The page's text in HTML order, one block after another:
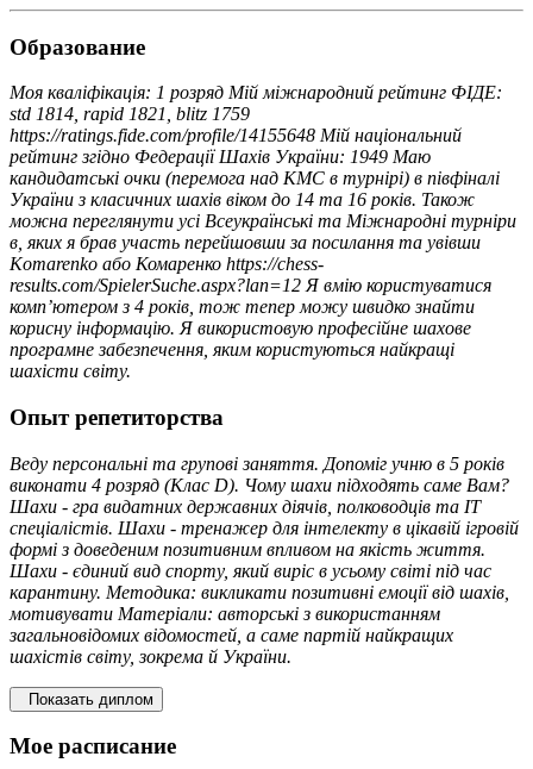
Образование
Моя кваліфікація: 1 розряд Мій міжнародний рейтинг ФІДЕ:
std 1814, rapid 1821, blitz 1759
https://ratings.fide.com/profile/14155648 Мій національний
рейтинг згідно Федерації Шахів України: 1949 Маю
кандидатські очки (перемога над КМС в турнірі) в півфіналі
України з класичних шахів віком до 14 та 16 років. Також
можна переглянути усі Всеукраїнські та Міжнародні турніри
в, яких я брав участь перейшовши за посилання та увівши
Komarenko або Комаренко https://chess-
results.com/SpielerSuche.aspx?lan=12 Я вмію користуватися
комп’ютером з 4 років, тож тепер можу швидко знайти
корисну інформацію. Я використовую професійне шахове
програмне забезпечення, яким користуються найкращі
шахісти світу.
Опыт репетиторства
Веду персональні та групові заняття. Допоміг учню в 5 років
виконати 4 розряд (Клас D). Чому шахи підходять саме Вам?
Шахи - гра видатних державних діячів, полководців та IT
спеціалістів. Шахи - тренажер для інтелекту в цікавій ігровій
формі з доведеним позитивним впливом на якість життя.
Шахи - єдиний вид спорту, який виріс в усьому світі під час
карантину. Методика: викликати позитивні емоції від шахів,
мотивувати Матеріали: авторські з використанням
загальновідомих відомостей, а саме партій найкращих
шахістів світу, зокрема й України.
Показать диплом
Мое расписание